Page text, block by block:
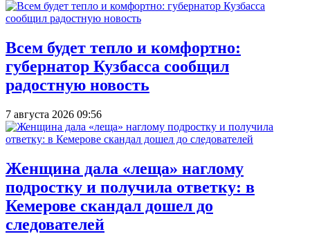
Всем будет тепло и комфортно:
губернатор Кузбасса сообщил
радостную новость
7 августа 2026 09:56
Женщина дала «леща» наглому
подростку и получила ответку: в
Кемерове скандал дошел до
следователей